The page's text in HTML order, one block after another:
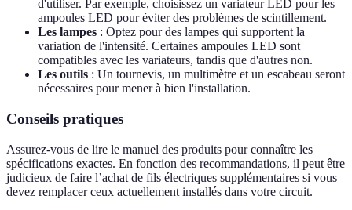
d'utiliser. Par exemple, choisissez un variateur LED pour les
ampoules LED pour éviter des problèmes de scintillement.
Les lampes : Optez pour des lampes qui supportent la
variation de l'intensité. Certaines ampoules LED sont
compatibles avec les variateurs, tandis que d'autres non.
Les outils : Un tournevis, un multimètre et un escabeau seront
nécessaires pour mener à bien l'installation.
Conseils pratiques
Assurez-vous de lire le manuel des produits pour connaître les
spécifications exactes. En fonction des recommandations, il peut être
judicieux de faire l’achat de fils électriques supplémentaires si vous
devez remplacer ceux actuellement installés dans votre circuit.